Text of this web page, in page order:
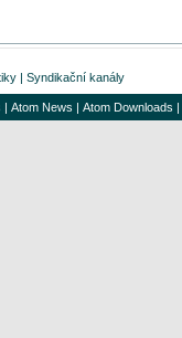
| Syndikační kanály
| Atom News | Atom Downloads |